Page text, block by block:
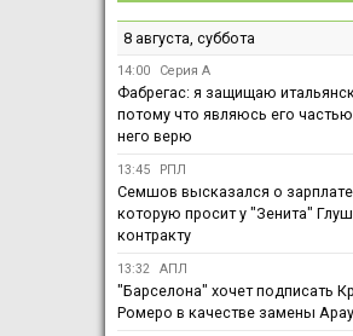
8 августа, суббота
14:00 Серия А
Фабрегас: я защищаю
потому что являюсь его
него верю
13:45 РПЛ
Семшов высказался о
которую просит у "Зенита"
контракту
13:32 АПЛ
"Барселона" хочет подписать
Ромеро в качестве замены